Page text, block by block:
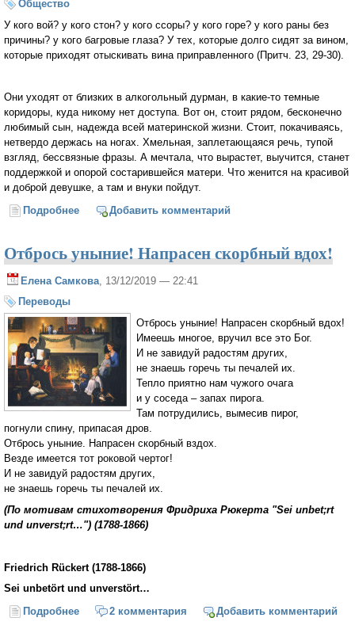
Общество
У кого вой? у кого стон? у кого ссоры? у кого горе? у кого раны без
причины? у кого багровые глаза? У тех, которые долго сидят за вином,
которые приходят отыс­кивать вина приправленного (Притч. 23, 29-30).
Они уходят от близких в алкогольный дурман, в какие-то темные
коридоры, куда никому нет доступа. Вот он, стоит рядом, бесконечно
любимый сын, надежда всей материнской жизни. Стоит, покачиваясь,
нетвердо держась на ногах. Хмельная, заплетающаяся речь, тупой
взгляд, бессвязные фразы. А мечтала, что вырастет, выучится, станет
поддержкой и опорой состарившейся матери. Что женится на красивой
и доброй девушке, а там и внуки пойдут.
Подробнее о Спастись из бездны
Добавить комментарий
Отбрось уныние! Напрасен скорбный вдох!
Елена Самкова , 13/12/2019 — 22:41
Переводы
Отбрось уныние! Напрасен скорбный вдох!
Имеешь многое, вручил все это Бог.
И не завидуй радостям других,
не знаешь горечь ты печалей их.
Тепло приятно нам чужого очага
и у соседа – запах пирога.
Там потрудились, вымесив пирог,
погнули спину, припасая дров.
Отбрось уныние. Напрасен скорбный вздох.
Везде имеется тот роковой чертог!
И не завидуй радостям других,
не знаешь горечь ты печалей их.
(По мотивам стихотворения Фридриха Рюкерта "Sei unbet;rt
und unverst;rt…") (1788-1866)
Friedrich Rückert (1788-1866)
Sei unbetört und unverstört…
Подробнее о Отбрось уныние! Напрасен скорбный вдох!
2 комментария Добавить комментарий